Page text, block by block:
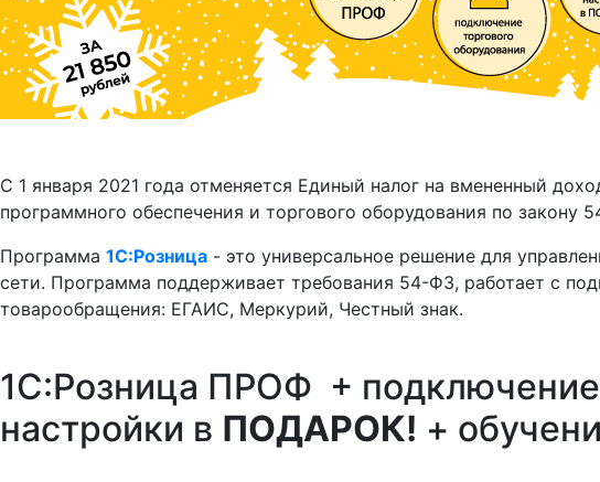
С 1 января 2021 года отменяется Единый налог на вмененный
программного обеспечения и торгового оборудования по закону
Программа 1С:Розница - это универсальное решение для
сети. Программа поддерживает требования 54-ФЗ, работает с
товарообращения: ЕГАИС, Меркурий, Честный знак.
1С:Розница ПРОФ + подключение
настройки в ПОДАРОК! +